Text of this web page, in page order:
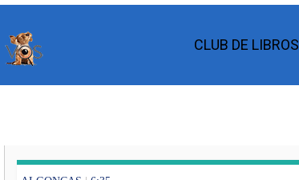
CLUB DE LIBROS